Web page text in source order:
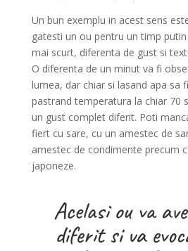
Un bun exemplu in acest sens
gatesti un ou pentru un timp
mai scurt, diferenta de gust si
O diferenta de un minut va fi
lumea, dar chiar si lasand apa sa
pastrand temperatura la chiar 70
un gust complet diferit. Poti
fiert cu sare, cu un amestec de
amestec de condimente precum
japoneze.
Acelasi ou va
diferit si va